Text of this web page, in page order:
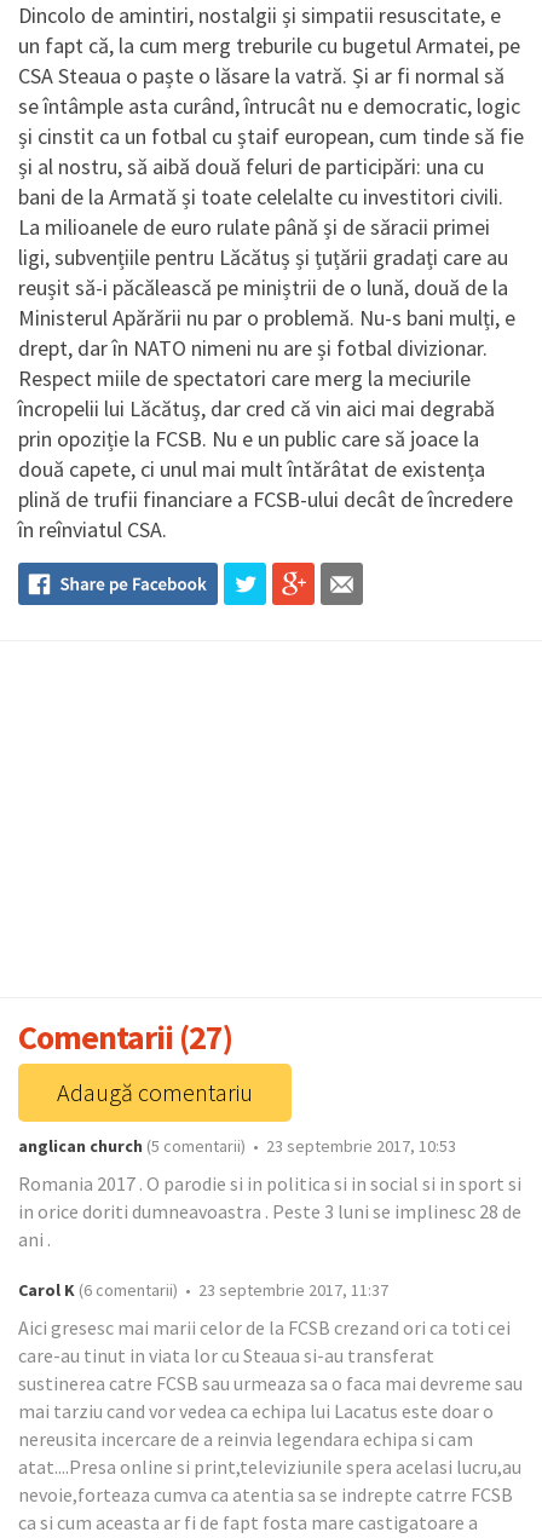
Dincolo de amintiri, nostalgii și simpatii resuscitate, e
un fapt că, la cum merg treburile cu bugetul Armatei, pe
CSA Steaua o paște o lăsare la vatră. Și ar fi normal să
se întâmple asta curând, întrucât nu e democratic, logic
și cinstit ca un fotbal cu ștaif european, cum tinde să fie
și al nostru, să aibă două feluri de participări: una cu
bani de la Armată și toate celelalte cu investitori civili.
La milioanele de euro rulate până și de săracii primei
ligi, subvențiile pentru Lăcătuș și țuțării gradați care au
reușit să-i păcălească pe miniștrii de o lună, două de la
Ministerul Apărării nu par o problemă. Nu-s bani mulți, e
drept, dar în NATO nimeni nu are și fotbal divizionar.
Respect miile de spectatori care merg la meciurile
încropelii lui Lăcătuș, dar cred că vin aici mai degrabă
prin opoziție la FCSB. Nu e un public care să joace la
două capete, ci unul mai mult întărâtat de existența
plină de trufii financiare a FCSB-ului decât de încredere
în reînviatul CSA.
Comentarii (27)
Adaugă comentariu
anglican church (5 comentarii) • 23 septembrie 2017, 10:53
Romania 2017 . O parodie si in politica si in social si in sport si
in orice doriti dumneavoastra . Peste 3 luni se implinesc 28 de
ani .
Carol K (6 comentarii) • 23 septembrie 2017, 11:37
Aici gresesc mai marii celor de la FCSB crezand ori ca toti cei
care-au tinut in viata lor cu Steaua si-au transferat
sustinerea catre FCSB sau urmeaza sa o faca mai devreme sau
mai tarziu cand vor vedea ca echipa lui Lacatus este doar o
nereusita incercare de a reinvia legendara echipa si cam
atat....Presa online si print,televiziunile spera acelasi lucru,au
nevoie,forteaza cumva ca atentia sa se indrepte catrre FCSB
ca si cum aceasta ar fi de fapt fosta mare castigatoare a